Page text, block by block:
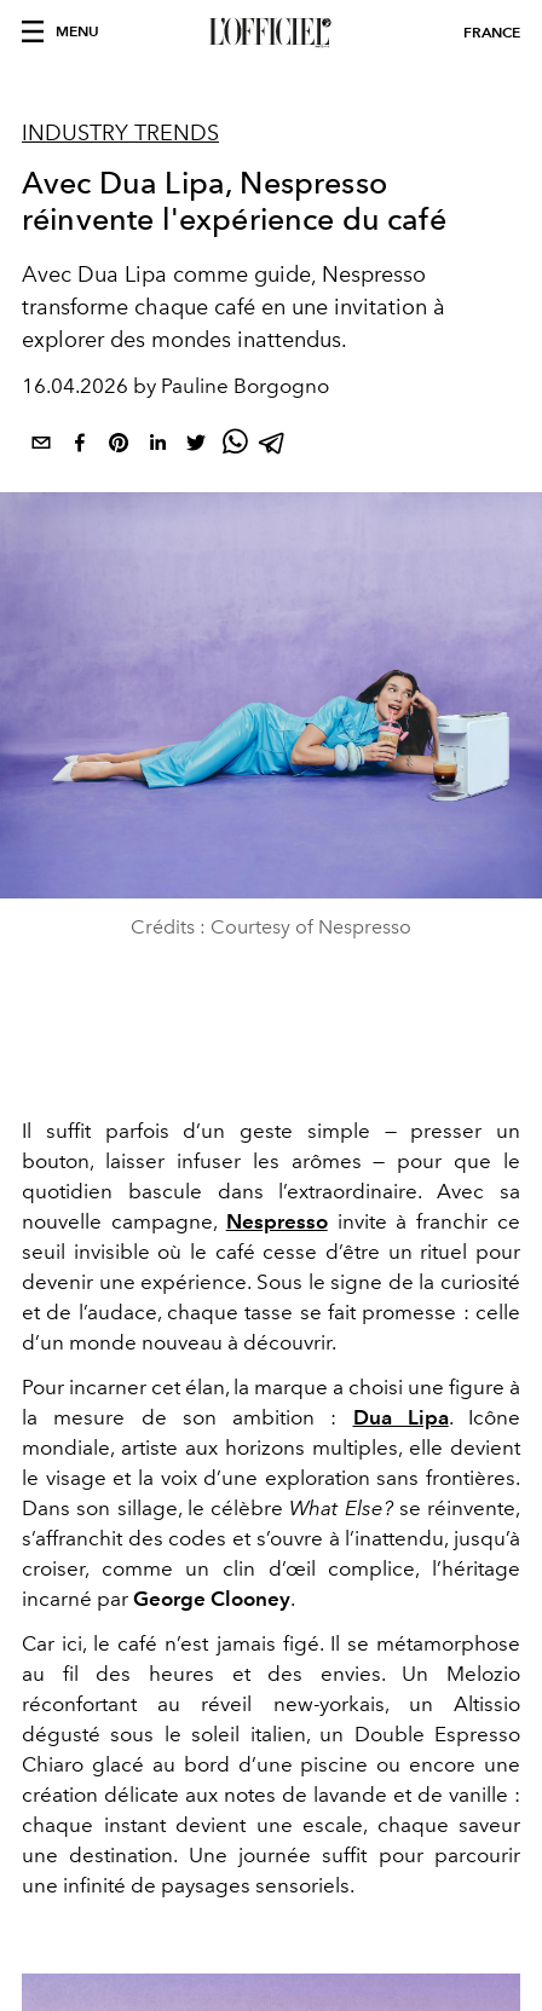
MENU FRANCE
INDUSTRY TRENDS
Avec Dua Lipa, Nespresso
réinvente l'expérience du café
Avec Dua Lipa comme guide, Nespresso
transforme chaque café en une invitation à
explorer des mondes inattendus.
16.04.2026 by Pauline Borgogno
Crédits : Courtesy of Nespresso
Il suffit parfois d’un geste simple — presser un
bouton, laisser infuser les arômes — pour que le
quotidien bascule dans l’extraordinaire. Avec sa
nouvelle campagne, Nespressoinvite à franchir ce
seuil invisible où le café cesse d’être un rituel pour
devenir une expérience. Sous le signe de la curiosité
et de l’audace, chaque tasse se fait promesse : celle
d’un monde nouveau à découvrir.
Pour incarner cet élan, la marque a choisi une figure à
la mesure de son ambition : Dua Lipa. Icône
mondiale, artiste aux horizons multiples, elle devient
le visage et la voix d’une exploration sans frontières.
Dans son sillage, le célèbre What Else?se réinvente,
s’affranchit des codes et s’ouvre à l’inattendu, jusqu’à
croiser, comme un clin d’œil complice, l’héritage
incarné par George Clooney.
Car ici, le café n’est jamais figé. Il se métamorphose
au fil des heures et des envies. Un Melozio
réconfortant au réveil new-yorkais, un Altissio
dégusté sous le soleil italien, un Double Espresso
Chiaro glacé au bord d’une piscine ou encore une
création délicate aux notes de lavande et de vanille :
chaque instant devient une escale, chaque saveur
une destination. Une journée suffit pour parcourir
une infinité de paysages sensoriels.